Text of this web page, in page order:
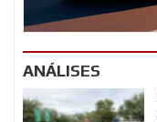
ANÁLISES